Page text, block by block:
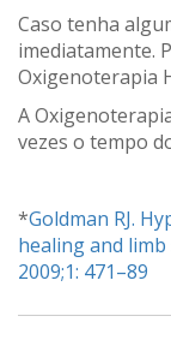
Caso tenha
imediatamente.
Oxigenoterapia
A
vezes o tempo
*Goldman RJ.
healing and limb
2009;1: 471–89